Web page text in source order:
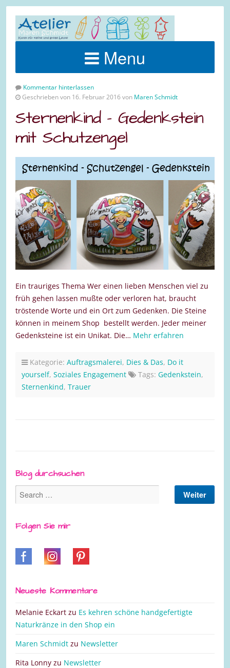
Menu
Kommentar hinterlassen
Geschrieben von 16. Februar 2016 von Maren Schmidt
Sternenkind – Gedenkstein
mit Schutzengel
Ein trauriges Thema Wer einen lieben Menschen viel zu
früh gehen lassen mußte oder verloren hat, braucht
tröstende Worte und ein Ort zum Gedenken. Die Steine
können in meinem Shop bestellt werden. Jeder meiner
Gedenksteine ist ein Unikat. Die… Mehr erfahren
Kategorie: Auftragsmalerei, Dies & Das, Do it
yourself, Soziales Engagement Tags: Gedenkstein,
Sternenkind, Trauer
Blog durchsuchen
Folgen Sie mir
Neueste Kommentare
Melanie Eckart zu Es kehren schöne handgefertigte
Naturkränze in den Shop ein
Maren Schmidt zu Newsletter
Rita Lonny zu Newsletter